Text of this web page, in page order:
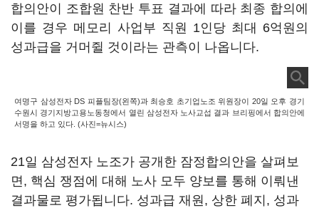
합의안이 조합원 찬반 투표 결과에 따라 최종 합의에
이를 경우 메모리 사업부 직원 1인당 최대 6억원의
성과급을 거머쥘 것이라는 관측이 나옵니다.
여명구 삼성전자 DS 피플팀장(왼쪽)과 최승호 초기업노조 위원장이 20일 오후 경기
수원시 경기지방고용노동청에서 열린 삼성전자 노사교섭 결과 브리핑에서 합의안에
서명을 하고 있다. (사진=뉴시스)
21일 삼성전자 노조가 공개한 잠정합의안을 살펴보
면, 핵심 쟁점에 대해 노사 모두 양보를 통해 이뤄낸
결과물로 평가됩니다. 성과급 재원 , 상한 폐지 , 성과